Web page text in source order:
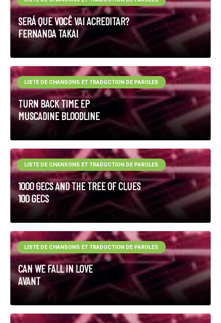
SERÁ QUE VOCÊ VAI ACREDITAR?
FERNANDA TAKAI
TURN BACK TIME EP
MUSCADINE BLOODLINE
LISTE DE CHANSONS ET TRADUCTION DE PAROLES
1000 GECS AND THE TREE OF CLUES
100 GECS
LISTE DE CHANSONS ET TRADUCTION DE PAROLES
CAN WE FALL IN LOVE
AVANT
LISTE DE CHANSONS ET TRADUCTION DE PAROLES